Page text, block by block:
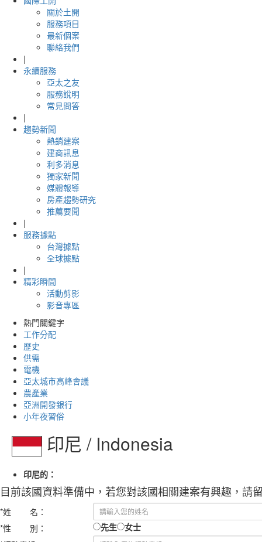
關於土開
服務項目
最新個案
聯絡我們
|
永續服務
亞太之友
服務說明
常見問答
|
趨勢新聞
熱銷建案
建商訊息
利多消息
獨家新聞
媒體報導
房產趨勢研究
推薦要聞
|
服務據點
台灣據點
全球據點
|
精彩瞬間
活動剪影
影音專區
熱門關鍵字
工作分配
歷史
供需
電機
亞太城市高峰會議
農產業
亞洲開發銀行
小年夜習俗
印尼 / Indonesia
印尼的：
目前該國資料準備中，若您對該國相關建案有興趣，請
*姓 名：
*性 別： 先生
女士